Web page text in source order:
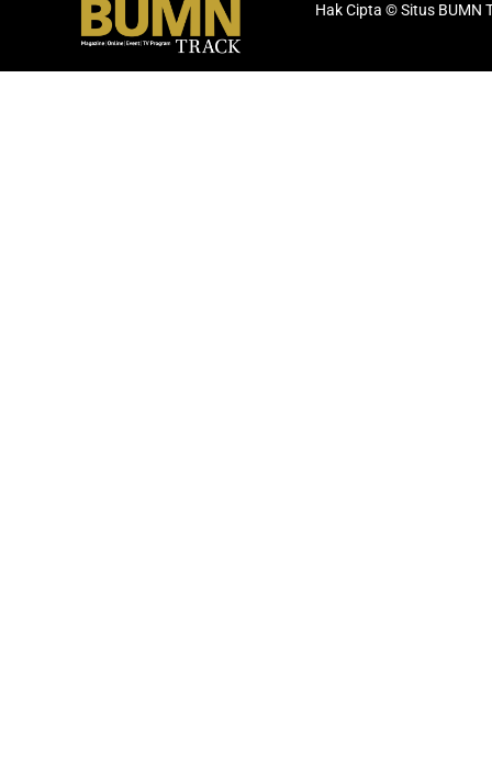
Hak Cipta © Situs BUMN